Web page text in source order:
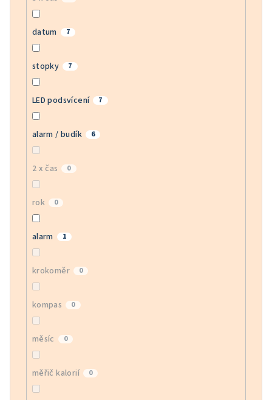
datum 7
stopky 7
LED podsvícení 7
alarm / budík 6
2 x čas 0
rok 0
alarm 1
krokoměr 0
kompas 0
měsíc 0
měřič kalorií 0